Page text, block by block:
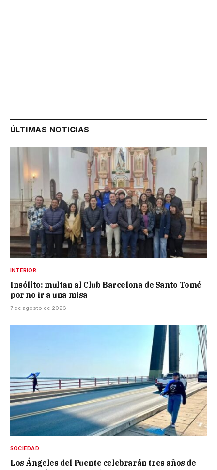
ÚLTIMAS NOTICIAS
INTERIOR
Insólito: multan al Club Barcelona de Santo Tomé
por no ir a una misa
7 de agosto de 2026
SOCIEDAD
Los Ángeles del Puente celebrarán tres años de